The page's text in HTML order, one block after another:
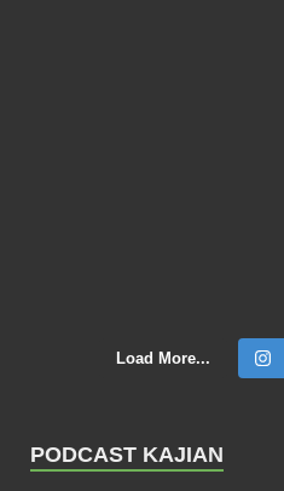
Load More...
PODCAST KAJIAN